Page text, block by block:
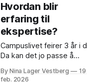
Hvordan blir
erfaring til
ekspertise?
Campuslivet feirer 3 år i
Da kan det jo passe å
blir flinkere til noe bare
By Nina Lager Vestberg
19
feb. 2026